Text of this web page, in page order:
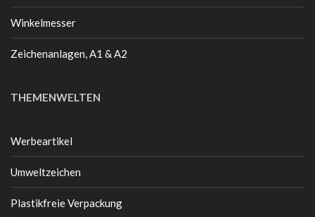
Winkelmesser
Zeichenanlagen, A1 & A2
THEMENWELTEN
Werbeartikel
Umweltzeichen
Plastikfreie Verpackung